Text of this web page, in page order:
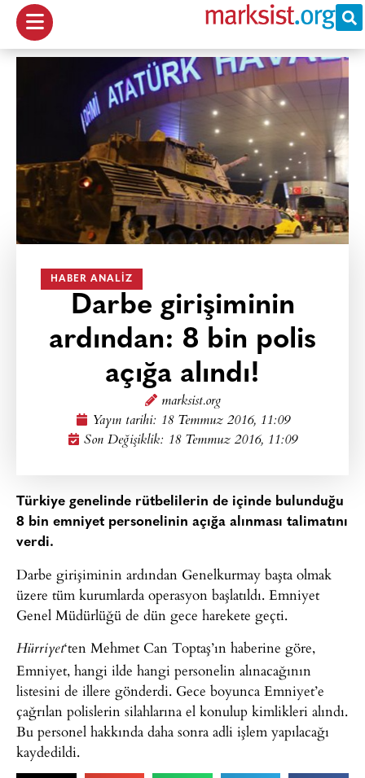
HABER ANALIZ
Darbe girişiminin
ardından: 8 bin polis
açığa alındı!
marksist.org
Yayın tarihi: 18 Temmuz 2016, 11:09
Son Değişiklik: 18 Temmuz 2016, 11:09
Türkiye genelinde rütbelilerin de içinde bulunduğu
8 bin emniyet personelinin açığa alınması talimatını
verdi.
Darbe girişiminin ardından Genelkurmay başta olmak
üzere tüm kurumlarda operasyon başlatıldı. Emniyet
Genel Müdürlüğü de dün gece harekete geçti.
Hürriyet‘ten Mehmet Can Toptaş’ın haberine göre,
Emniyet, hangi ilde hangi personelin alınacağının
listesini de illere gönderdi. Gece boyunca Emniyet’e
çağrılan polislerin silahlarına el konulup kimlikleri alındı.
Bu personel hakkında daha sonra adli işlem yapılacağı
kaydedildi.